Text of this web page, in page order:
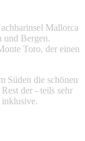
Mallorca
und Bergen.
Toro, der einen
Süden die schönen
der - teils sehr
inklusive.